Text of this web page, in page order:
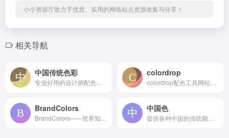
小小资源厅致力于优质、实用的网络站点资源收集与分享！
相关导航
中国传统色彩 colordrop
BrandColors 中国色